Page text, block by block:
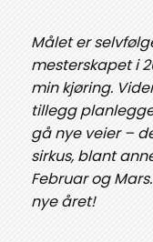
Målet er
mesterskapet i
min kjøring.
tillegg
gå nye veier –
sirkus, blant
Februar og
nye året!